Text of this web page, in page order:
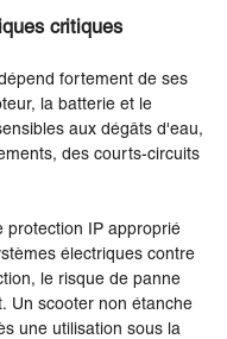
critiques
fortement de ses
la batterie et le
aux dégâts d'eau,
des courts-circuits
protection IP approprié
électriques contre
le risque de panne
Un scooter non étanche
une utilisation sous la